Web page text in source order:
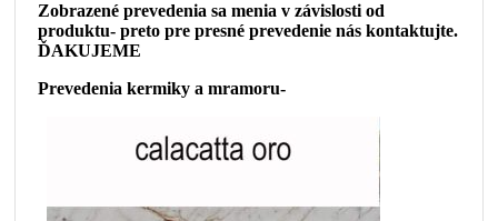
Zobrazené prevedenia sa menia v závislosti od
produktu- preto pre presné prevedenie nás kontaktujte.
ĎAKUJEME
Prevedenia kermiky a mramoru-